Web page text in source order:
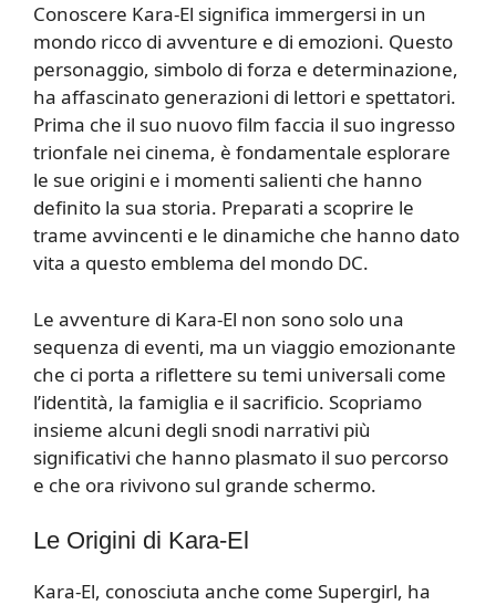
Conoscere Kara-El significa immergersi in un
mondo ricco di avventure e di emozioni. Questo
personaggio, simbolo di forza e determinazione,
ha affascinato generazioni di lettori e spettatori.
Prima che il suo nuovo film faccia il suo ingresso
trionfale nei cinema, è fondamentale esplorare
le sue origini e i momenti salienti che hanno
definito la sua storia. Preparati a scoprire le
trame avvincenti e le dinamiche che hanno dato
vita a questo emblema del mondo DC.
Le avventure di Kara-El non sono solo una
sequenza di eventi, ma un viaggio emozionante
che ci porta a riflettere su temi universali come
l’identità, la famiglia e il sacrificio. Scopriamo
insieme alcuni degli snodi narrativi più
significativi che hanno plasmato il suo percorso
e che ora rivivono sul grande schermo.
Le Origini di Kara-El
Kara-El, conosciuta anche come Supergirl, ha